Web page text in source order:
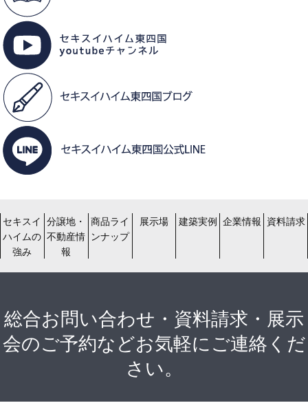
セキスイ
ハイムの
強み
分譲地・
不動産情
報
商品ライ
ンナップ
展示場 建築実例 企業情報 資料請求
総合お問い合わせ・資料請求・展示
会のご予約などお気軽にご連絡くだ
さい。